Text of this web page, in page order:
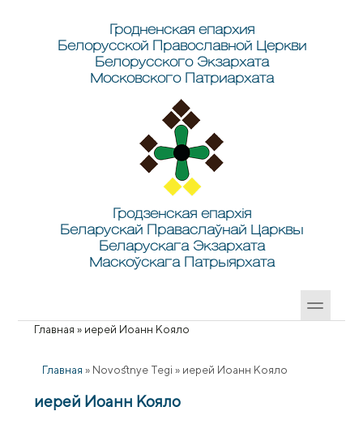
Гродненская епархия
Белорусской Православной Церкви
Белорусского Экзархата
Московского Патриархата
Гродзенская епархія
Беларускай Праваслаўнай Царквы
Беларускага Экзархата
Маскоўскага Патрыярхата
Вы здесь
Главная » иерей Иоанн Кояло
Главная » Novostnye Tegi » иерей Иоанн Кояло
иерей Иоанн Кояло